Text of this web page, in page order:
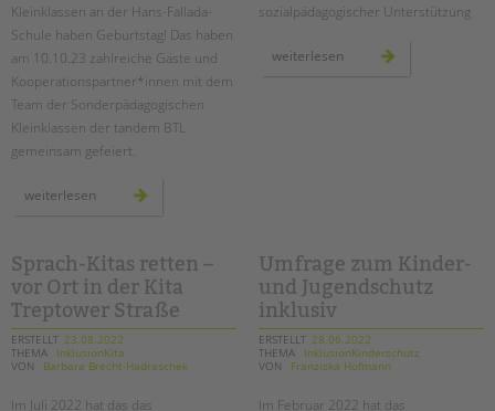
TANDEM BTL AKADEMIE
Zertfikatskurse
Seminarkalender
Seminarräume
Bereiche im Überblick
Kinder- und Jugendschutz
Unsere Videos
Gesellschafter VdK
schoolcoach BTL
tandem international
Suchen
Kleinklassen an der Hans-Fallada-
Schule haben Geburtstag! Das haben
am 10.10.23 zahlreiche Gäste und
Kooperationspartner*innen mit dem
Team der Sonderpädagogischen
Kleinklassen der tandem BTL
gemeinsam gefeiert.
weiterlesen
der
hans-
fallada-
schule
sozialpädagogischer Unterstützung
weiterlesen temporäre
lerngruppen
Sprach-Kitas retten –
vor Ort in der Kita
Treptower Straße
ERSTELLT 23.08.2022
THEMA
InklusionKita
VON
Barbara Brecht-Hadraschek
Im Juli 2022 hat das das
Umfrage zum Kinder-
und Jugendschutz
inklusiv
ERSTELLT 28.06.2022
THEMA
InklusionKinderschutz
VON
Franziska Hofmann
Im Februar 2022 hat das